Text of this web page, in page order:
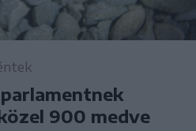
900 medve